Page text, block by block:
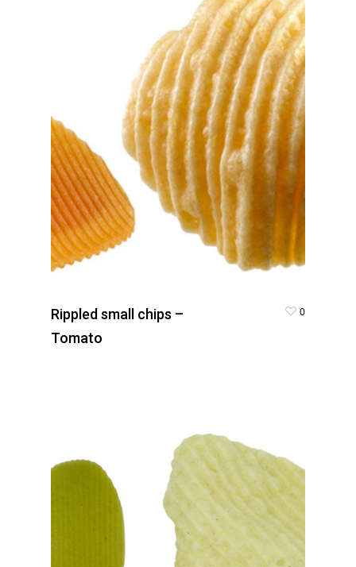
Rippled small chips –
Tomato
0